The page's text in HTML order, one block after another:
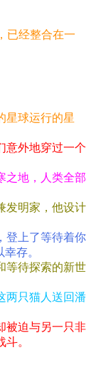
已经整合在一
星球运行的星
意外地穿过一个
之地，人类全部
发明家，他设计
登上了等待着你
存。
等待探索的新世
只猫人送回潘
被迫与另一只非
。